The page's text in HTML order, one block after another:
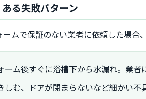
る失敗パターン
ムで保証のない業者に依頼した場合
ーム後すぐに浴槽下から水漏れ。業
しむ、ドアが閉まらないなど細かい